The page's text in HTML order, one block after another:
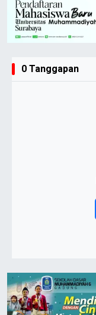
0 Tanggapan